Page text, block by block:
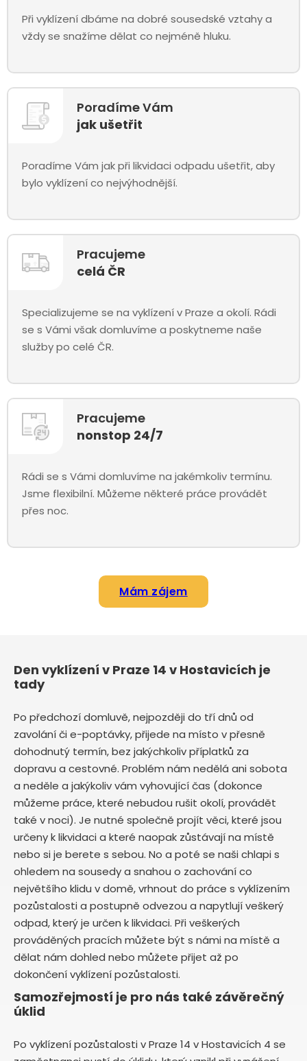
Při vyklízení dbáme na dobré sousedské vztahy a
vždy se snažíme dělat co nejméně hluku.
Poradíme Vám
jak ušetřit
Poradíme Vám jak při likvidaci odpadu ušetřit, aby
bylo vyklízení co nejvýhodnější.
Pracujeme
celá ČR
Specializujeme se na vyklízení v Praze a okolí. Rádi
se s Vámi však domluvíme a poskytneme naše
služby po celé ČR.
Pracujeme
nonstop 24/7
Rádi se s Vámi domluvíme na jakémkoliv termínu.
Jsme flexibilní. Můžeme některé práce provádět
přes noc.
Mám zájem
Den vyklízení v Praze 14 v Hostavicích je
tady
Po předchozí domluvě, nejpozději do tří dnů od
zavolání či e-poptávky, přijede na místo v přesně
dohodnutý termín, bez jakýchkoliv příplatků za
dopravu a cestovné. Problém nám nedělá ani sobota
a neděle a jakýkoliv vám vyhovující čas (dokonce
můžeme práce, které nebudou rušit okolí, provádět
také v noci). Je nutné společně projít věci, které jsou
určeny k likvidaci a které naopak zůstávají na místě
nebo si je berete s sebou. No a poté se naši chlapi s
ohledem na sousedy a snahou o zachování co
největšího klidu v domě, vrhnout do práce s vyklízením
pozůstalosti a postupně odvezou a napytlují veškerý
odpad, který je určen k likvidaci. Při veškerých
prováděných pracích můžete být s námi na místě a
dělat nám dohled nebo můžete přijet až po
dokončení vyklízení pozůstalosti.
Samozřejmostí je pro nás také závěrečný
úklid
Po vyklízení pozůstalosti v Praze 14 v Hostavicích 4 se